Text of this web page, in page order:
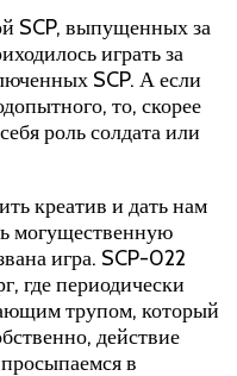
SCP, выпущенных за
играть за
SCP. А если
то, скорее
роль солдата или
креатив и дать нам
могущественную
игра. SCP-022
где периодически
трупом, который
действие
в